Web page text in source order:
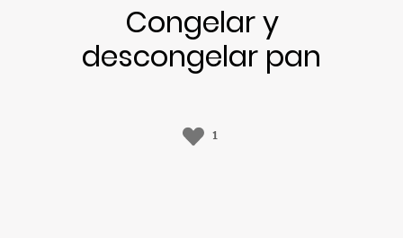
Congelar y
descongelar pan
1